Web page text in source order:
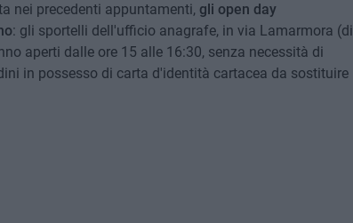
nei precedenti appuntamenti, gli open day
: gli sportelli dell'ufficio anagrafe, in via Lamarmora (di
aperti dalle ore 15 alle 16:30, senza necessità di
in possesso di carta d'identità cartacea da sostituire